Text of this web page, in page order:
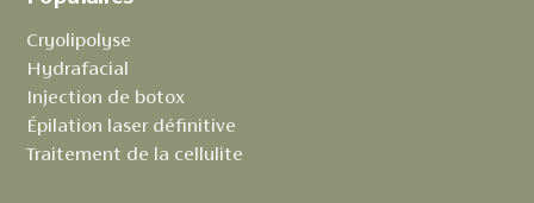
Cryolipolyse
Hydrafacial
Injection de botox
Épilation laser définitive
Traitement de la cellulite